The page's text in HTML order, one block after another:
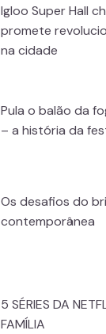
Igloo Super Hall
promete
na cidade
Pula o balão da
– a história da
Os desafios do
contemporânea
5 SÉRIES DA
FAMÍLIA